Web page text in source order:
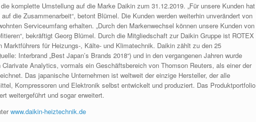
komplette Umstellung auf die Marke Daikin zum 31.12.2019. „Für unsere Kunden hat
die Zusammenarbeit“, betont Blümel. Die Kunden werden weiterhin unverändert von
Serviceumfang erhalten. „Durch den Markenwechsel können unsere Kunden von
bekräftigt Georg Blümel. Durch die Mitgliedschaft zur Daikin Gruppe ist ROTEX
Marktführers für Heizungs-, Kälte- und Klimatechnik. Daikin zählt zu den 25
Interbrand „Best Japan’s Brands 2018“) und in den vergangenen Jahren wurde
Analytics, vormals ein Geschäftsbereich von Thomson Reuters, als einer der
Das japanische Unternehmen ist weltweit der einzige Hersteller, der alle
Kompressoren und Elektronik selbst entwickelt und produziert. Das Produktportfolio
weitergeführt und sogar erweitert.
www.daikin-heiztechnik.de